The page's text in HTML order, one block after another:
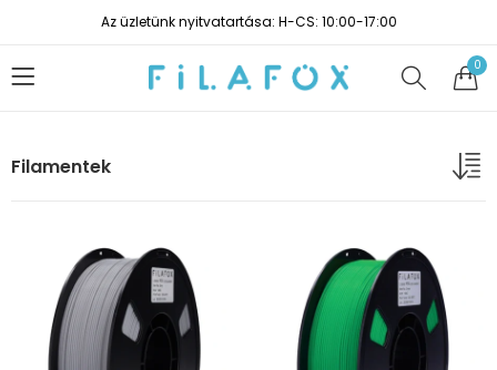
Az üzletünk nyitvatartása: H-CS: 10:00-17:00
0
Filamentek